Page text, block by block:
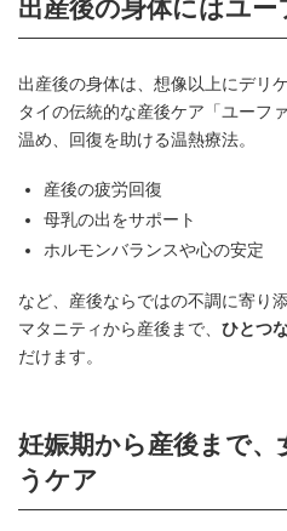
出産後の身体にはユ
出産後の身体は、想像以上にデリ
タイの伝統的な産後ケア「ユーフ
温め、回復を助ける温熱療法。
産後の疲労回復
母乳の出をサポート
ホルモンバランスや心の安定
など、産後ならではの不調に寄り添
マタニティから産後まで、 ひとつ
だけます。
妊娠期から産後まで
うケア